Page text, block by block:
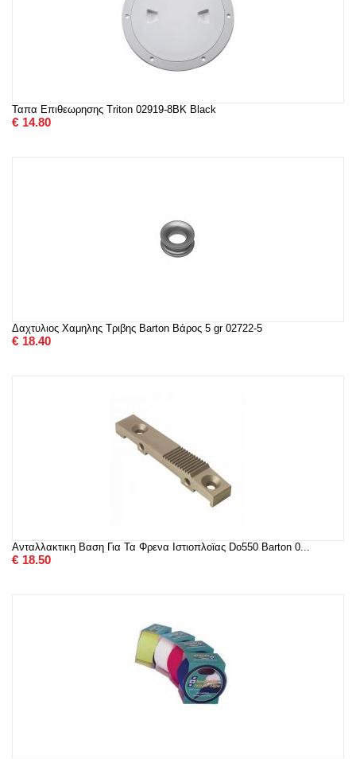
Ταπα Επιθεωρησης Triton 02919-8BK Black
€ 14.80
Δαχτυλιος Χαμηλης Τριβης Barton Βάρος 5 gr 02722-5
€ 18.40
Ανταλλακτικη Βαση Για Τα Φρενα Ιστιοπλοϊας Do550 Barton 0...
€ 18.50